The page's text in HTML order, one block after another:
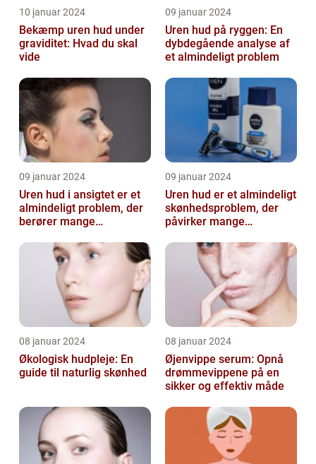
10 januar 2024
Bekæmp uren hud under
graviditet: Hvad du skal
vide
09 januar 2024
Uren hud på ryggen: En
dybdegående analyse af
et almindeligt problem
09 januar 2024
Uren hud i ansigtet er et
almindeligt problem, der
berører mange
09 januar 2024
Uren hud er et almindeligt
skønhedsproblem, der
påvirker mange
08 januar 2024
Økologisk hudpleje: En
guide til naturlig skønhed
08 januar 2024
Øjenvippe serum: Opnå
drømmevippene på en
sikker og effektiv måde